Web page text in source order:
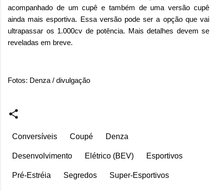
acompanhado de um cupê e também de uma versão cupê
ainda mais esportiva. Essa versão pode ser a opção que vai
ultrapassar os 1.000cv de potência. Mais detalhes devem se
reveladas em breve.
Fotos: Denza / divulgação
Conversíveis Coupé Denza
Desenvolvimento Elétrico (BEV) Esportivos
Pré-Estréia Segredos Super-Esportivos